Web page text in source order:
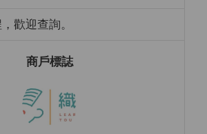
歡迎查詢。
商戶標誌